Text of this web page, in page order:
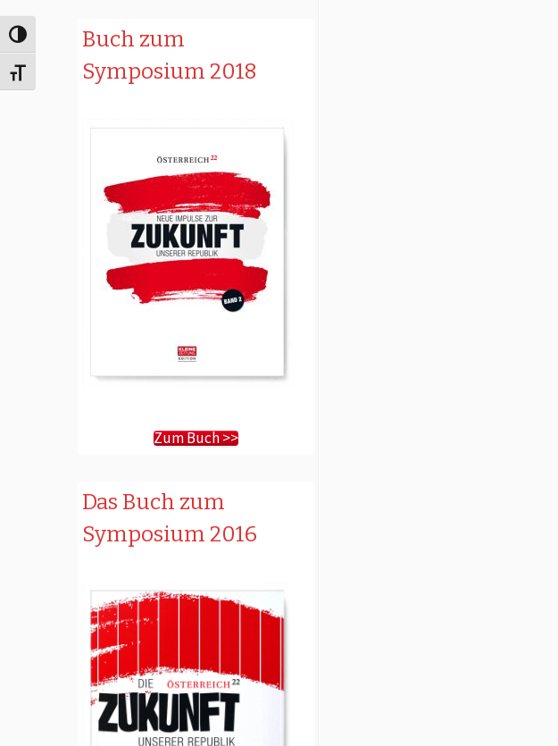
Umschalten auf hohe Kontraste
Schrift vergrößern
Buch zum
Symposium 2018
Zum Buch >>
Das Buch zum
Symposium 2016